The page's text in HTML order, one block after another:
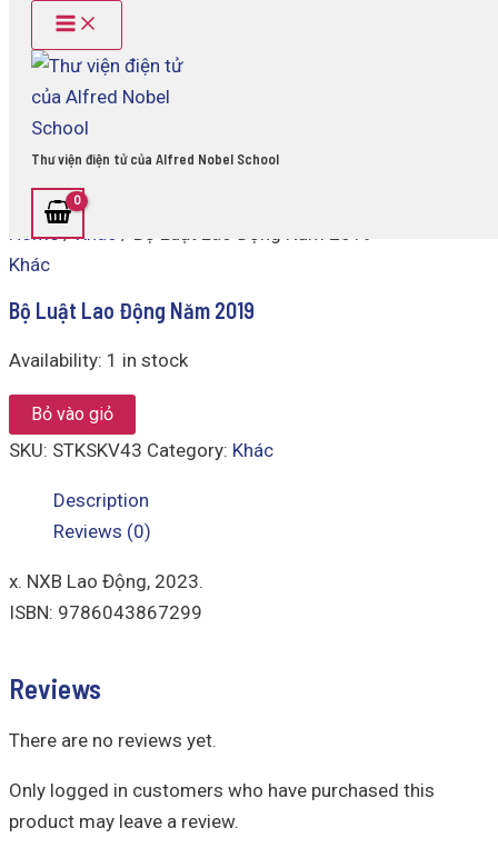
content
Main
Menu
Thư viện điện tử của Alfred Nobel School
Home/Khác / Bộ Luật Lao Động Năm 2019
Khác
Bộ Luật Lao Động Năm 2019
Availability: 1 in stock
Lao
Năm
2019
Bỏ vào giỏ
SKU: STKSKV43 Category: Khác
Description
Reviews (0)
x. NXB Lao Động, 2023.
ISBN: 9786043867299
Reviews
There are no reviews yet.
Only logged in customers who have purchased this
product may leave a review.